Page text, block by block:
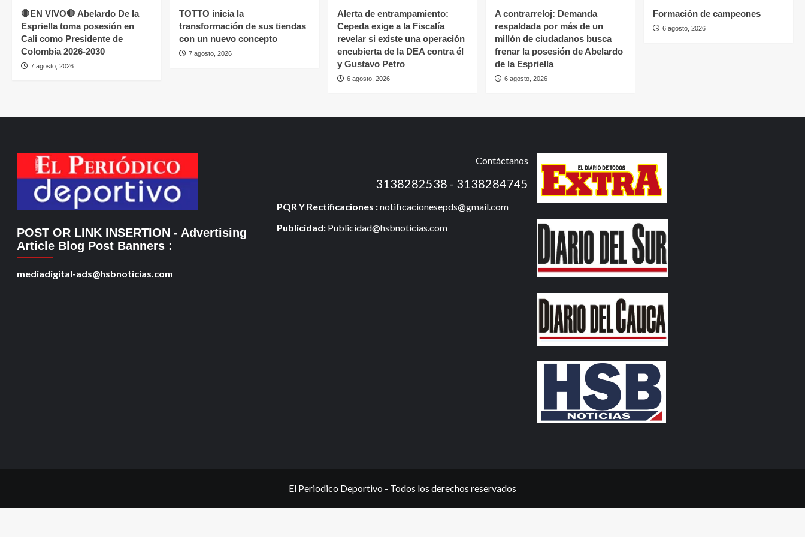
🛑EN VIVO🛑 Abelardo De la
Espriella toma posesión en
Cali como Presidente de
Colombia 2026-2030
7 agosto, 2026
TOTTO inicia la
transformación de sus tiendas
con un nuevo concepto
7 agosto, 2026
Alerta de entrampamiento:
Cepeda exige a la Fiscalía
revelar si existe una operación
encubierta de la DEA contra él
y Gustavo Petro
6 agosto, 2026
A contrarreloj: Demanda
respaldada por más de un
millón de ciudadanos busca
frenar la posesión de Abelardo
de la Espriella
6 agosto, 2026
Formación de campeones
6 agosto, 2026
POST OR LINK INSERTION - Advertising
Article Blog Post Banners :
mediadigital-ads@hsbnoticias.com
Contáctanos
3138282538 - 3138284745
PQR Y Rectificaciones :notificacionesepds@gmail.com
Publicidad: Publicidad@hsbnoticias.com